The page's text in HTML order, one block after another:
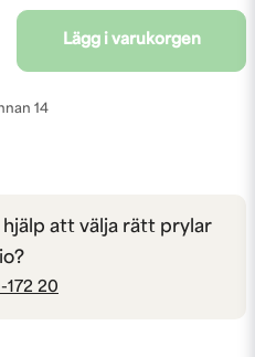
Lägg i varukorgen
14
hjälp att välja rätt prylar
172 20